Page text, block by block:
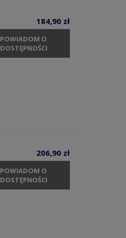
184,90 zł
POWIADOM O
DOSTĘPNOŚCI
206,90 zł
POWIADOM O
DOSTĘPNOŚCI